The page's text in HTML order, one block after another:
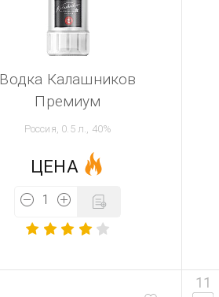
Водка Калашников
Премиум
Россия, 0.5 л., 40%
ЦЕНА
11